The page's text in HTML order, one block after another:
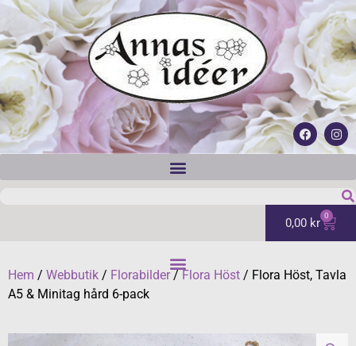
0,00 kr 0
Hem / Webbutik / Florabilder/Flora Höst / Flora Höst, Tavla
A5 & Minitag hård 6-pack